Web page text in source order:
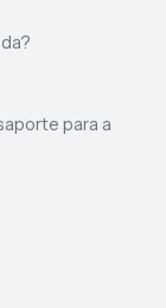
para a